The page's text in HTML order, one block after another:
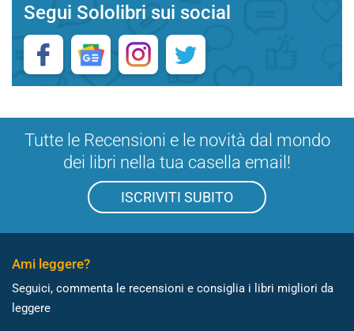
Segui Sololibri sui social
Tutte le Recensioni e le novità dal mondo
dei libri nella tua casella email!
ISCRIVITI SUBITO
Ami leggere?
Seguici, commenta le recensioni e consiglia i libri migliori da
leggere